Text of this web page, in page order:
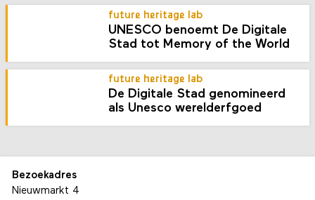
future heritage lab
UNESCO benoemt De Digitale
Stad tot Memory of the World
future heritage lab
De Digitale Stad genomineerd
als Unesco werelderfgoed
Bezoekadres
Nieuwmarkt 4